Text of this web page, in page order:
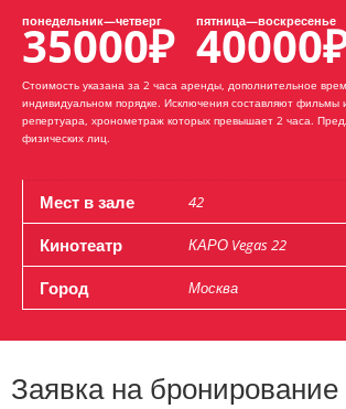
40000
35000₽
Стоимость указана за 2 часа аренды, дополнительное
индивидуальном порядке. Исключения составляют фильмы
репертуара, хронометраж которых превышает 2 часа.
физических лиц.
Мест в зале 42
Кинотеатр КАРО Vegas 22
Город Москва
Заявка на бронирование